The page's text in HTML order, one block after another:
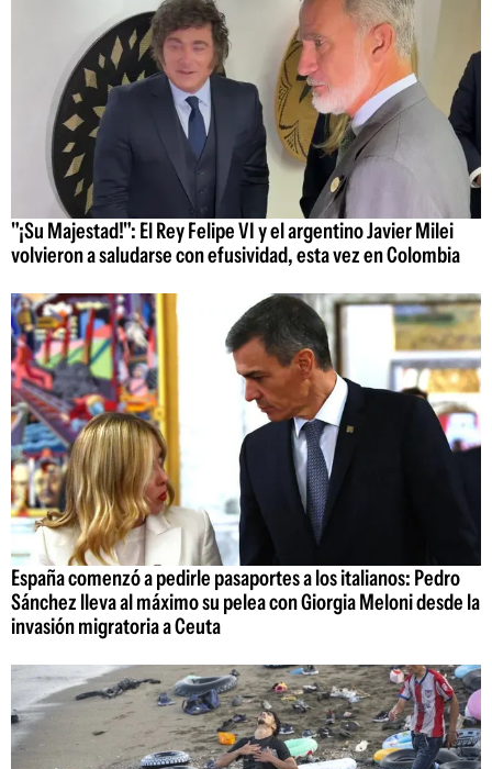
"¡Su Majestad!": El Rey Felipe VI y el argentino Javier Milei
volvieron a saludarse con efusividad, esta vez en Colombia
España comenzó a pedirle pasaportes a los italianos: Pedro
Sánchez lleva al máximo su pelea con Giorgia Meloni desde la
invasión migratoria a Ceuta